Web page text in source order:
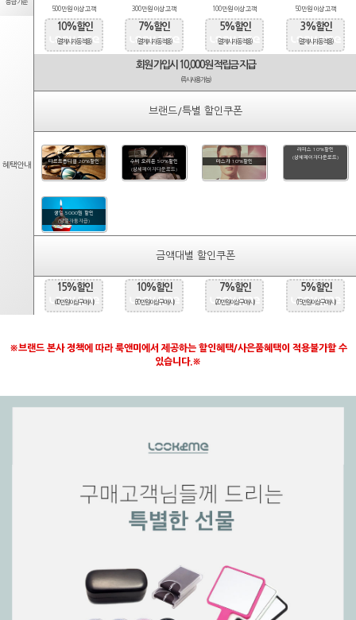
등급기준
500만원 이상 고객
300만원 이상 고객 100만원 이상 고객 50만원 이상 고객
혜택안내
10%할인
(결제시 자동적용)
7%할인
(결제시 자동적용)
5%할인
(결제시 자동적용)
3%할인
(결제시 자동적용)
회원 가입시 10,000원 적립금 지급
(즉시사용가능)
브랜드/특별 할인쿠폰
타르트옵티컬 20%할인
수비 오리온 50%할인
(상세페이지다운로드)
마스카 10%할인
라피스 10%할인
(상세페이지다운로드)
생일 5000원 할인
(당일자동지급)
금액대별 할인쿠폰
15%할인
(40만원 이상 구매시)
10%할인
(30만원 이상 구매시)
7%할인
(20만원 이상 구매시)
5%할인
(15만원 이상 구매시)
※브랜드 본사 정책에 따라 룩앤미에서 제공하는 할인혜택/사은품혜택이 적용불가할 수
있습니다.※